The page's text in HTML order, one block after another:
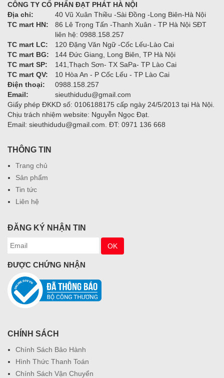
CÔNG TY CỔ PHẨN ĐẠT PHÁT HÀ NỘI
Địa chỉ:
40 Vũ Xuân Thiều -Sài Đồng -Long Biên-Hà Nội
TC mart HN:
86 Lê Trọng Tấn -Thanh Xuân - TP Hà Nội SĐT
liên hệ: 0988.158.257
TC mart LC:
120 Đặng Văn Ngữ -Cốc Lếu-Lào Cai
TC mart BG:
144 Đức Giang, Long Biên, TP Hà Nội
TC mart SP:
141,Thạch Sơn- TX SaPa- TP Lào Cai
TC mart QV:
10 Hòa An - P Cốc Lếu - TP Lào Cai
Điện thoại:
0988.158.257
Email:
sieuthidudu@gmail.com
Giấy phép ĐKKD số: 0106188175 cấp ngày 24/5/2013 tại Hà Nội.
Chịu trách nhiệm website: Nguyễn Ngọc Đạt.
Email: sieuthidudu@gmail.com. ĐT: 0971 136 668
THÔNG TIN
Trang chủ
Sản phẩm
Tin tức
Liên hệ
ĐĂNG KÝ NHẬN TIN
ĐƯỢC CHỨNG NHẬN
CHÍNH SÁCH
Chính Sách Bảo Hành
Hình Thức Thanh Toán
Chính Sách Vận Chuyển